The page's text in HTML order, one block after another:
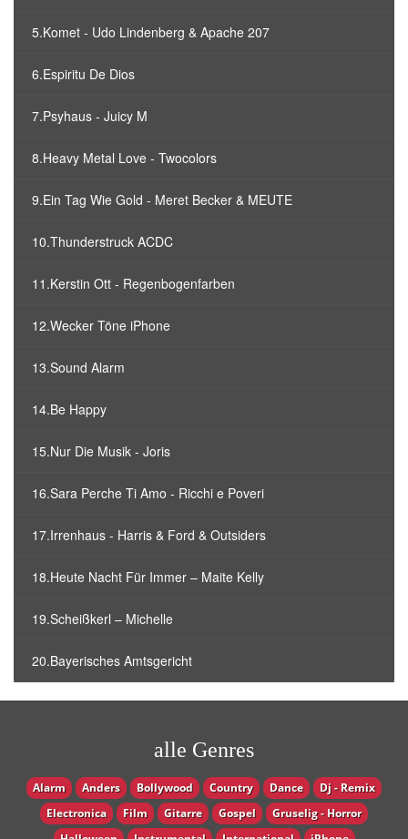
5.Komet - Udo Lindenberg & Apache 207
6.Espiritu De Dios
7.Psyhaus - Juicy M
8.Heavy Metal Love - Twocolors
9.Ein Tag Wie Gold - Meret Becker & MEUTE
10.Thunderstruck ACDC
11.Kerstin Ott - Regenbogenfarben
12.Wecker Töne iPhone
13.Sound Alarm
14.Be Happy
15.Nur Die Musik - Joris
16.Sara Perche Ti Amo - Ricchi e Poveri
17.Irrenhaus - Harris & Ford & Outsiders
18.Heute Nacht Für Immer – Maite Kelly
19.Scheißkerl – Michelle
20.Bayerisches Amtsgericht
alle Genres
Alarm Anders Bollywood Country Dance
Dj - Remix
Electronica
Film Gitarre Gospel
Gruselig - Horror